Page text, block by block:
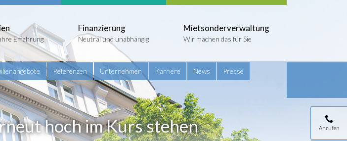
Erfahrung
Finanzierung
Neutral und unabhängig
Mietsonderverwaltung
Wir machen das für Sie
Referenzen Unternehmen Karriere News Presse
hoch im Kurs stehen Anrufen